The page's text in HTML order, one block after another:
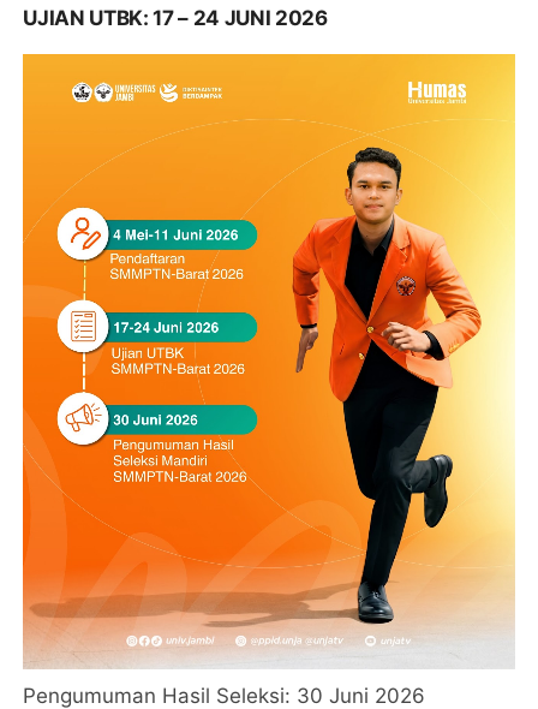
UJIAN UTBK: 17 – 24 JUNI 2026
Pengumuman Hasil Seleksi: 30 Juni 2026